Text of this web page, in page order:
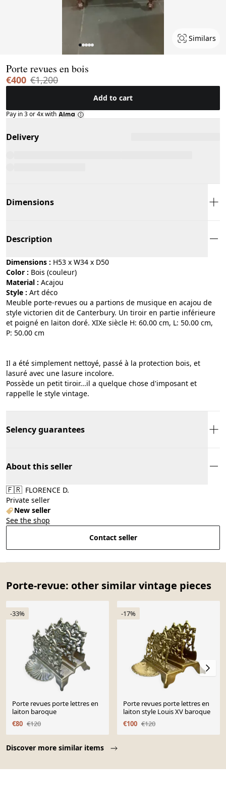
Similars
Porte revues en bois
€400 €1,200
Add to cart
Pay in 3 or 4x with
Delivery
Dimensions
Description
Dimensions : H53 x W34 x D50
Color :
bois (couleur)
Material :
acajou
Style :
art déco
Meuble porte-revues ou a partions de musique en acajou de
style victorien dit de Canterbury. Un tiroir en partie inférieure
et poigné en laiton doré. XIXe siècle H: 60.00 cm, L: 50.00 cm,
P: 50.00 cm
Il a été simplement nettoyé, passé à la protection bois, et
lasuré avec une lasure incolore.
Possède un petit tiroir...il a quelque chose d'imposant et
rappelle le style vintage.
Selency guarantees
About this seller
🇫🇷 FLORENCE D.
Private seller
New seller
See the shop
Contact seller
Porte-revue: other similar vintage pieces
Discover more similar items
-33%
Porte revues porte lettres en
laiton baroque
€80 €120
-17%
Porte revues porte lettres en
laiton style Louis XV baroque
€100 €120